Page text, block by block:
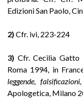
Edizioni San Paolo,
2) Cfr. ivi, 223-224
3) Cfr. Cecilia Gatto
Roma 1994, in
leggende, falsificazioni,
Apologetica, Milano